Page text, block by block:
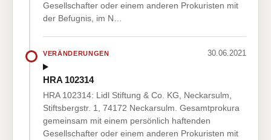
Gesellschafter oder einem anderen Prokuristen mit
der Befugnis, im N…
VERÄNDERUNGEN 30.06.2021
HRA 102314
HRA 102314: Lidl Stiftung & Co. KG, Neckarsulm,
Stiftsbergstr. 1, 74172 Neckarsulm. Gesamtprokura
gemeinsam mit einem persönlich haftenden
Gesellschafter oder einem anderen Prokuristen mit